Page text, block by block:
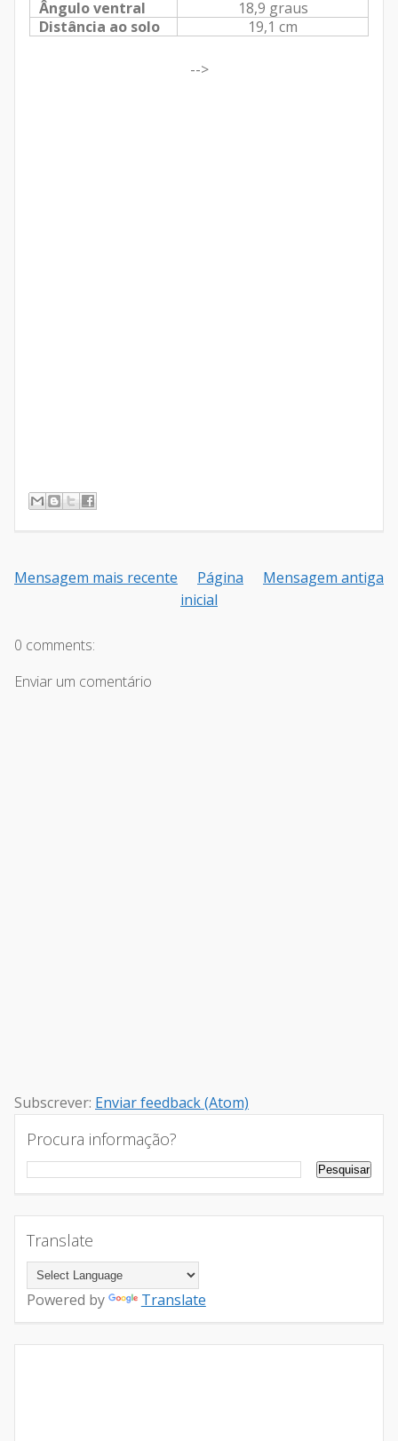
Ângulo ventral
18,9 graus
Distância ao solo
19,1 cm
-->
Mensagem mais recente Mensagem antiga
Página
inicial
0 comments:
Enviar um comentário
Subscrever: Enviar feedback (Atom)
Procura informação?
Translate
Powered by Translate